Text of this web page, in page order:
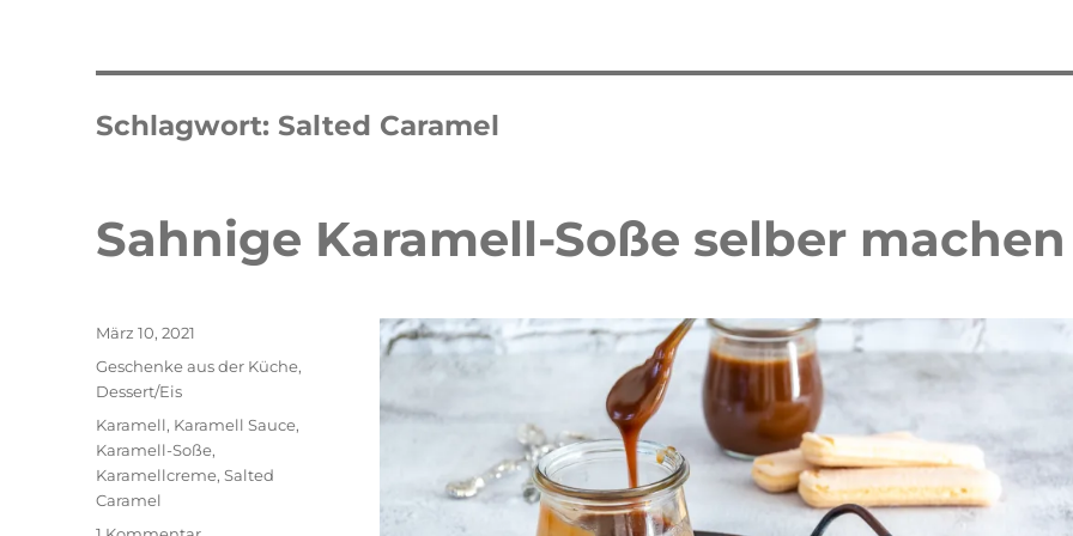
Schlagwort: Salted Caramel
Sahnige Karamell-Soße selber machen
Veröffentlicht
März 10, 2021
Kategorien
Geschenke aus der Küche,
Dessert/Eis
Schlagwörter
Karamell, Karamell Sauce,
Karamell-Soße,
Karamellcreme,Salted
Caramel